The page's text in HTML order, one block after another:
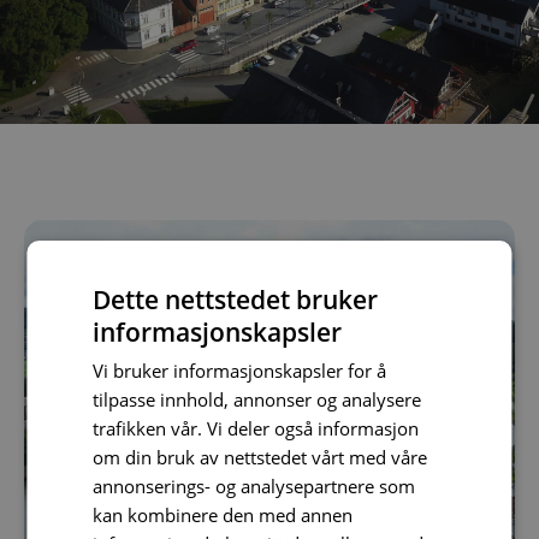
Dette nettstedet bruker
informasjonskapsler
Vi bruker informasjonskapsler for å
tilpasse innhold, annonser og analysere
trafikken vår. Vi deler også informasjon
om din bruk av nettstedet vårt med våre
annonserings- og analysepartnere som
kan kombinere den med annen